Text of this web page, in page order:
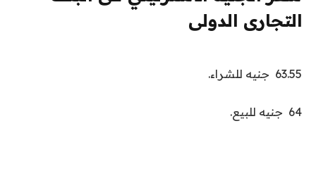
التجارى الدولى
63.55 جنيه للشراء.
64 جنيه للبيع.